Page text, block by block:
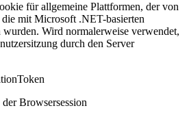
für allgemeine Plattformen, der von
mit Microsoft .NET-basierten
wurden. Wird normalerweise verwendet,
durch den Server
Browsersession